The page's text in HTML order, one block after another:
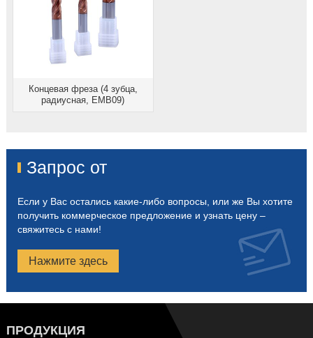
Концевая фреза (4 зубца,
радиусная, EMB09)
Запрос от
Если у Вас остались какие-либо вопросы, или же Вы хотите
получить коммерческое предложение и узнать цену –
свяжитесь с нами!
Нажмите здесь
ПРОДУКЦИЯ